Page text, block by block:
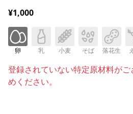
¥1,000
卵 乳 小麦 そば 落花生
登録されていない特定原材料が
めください。